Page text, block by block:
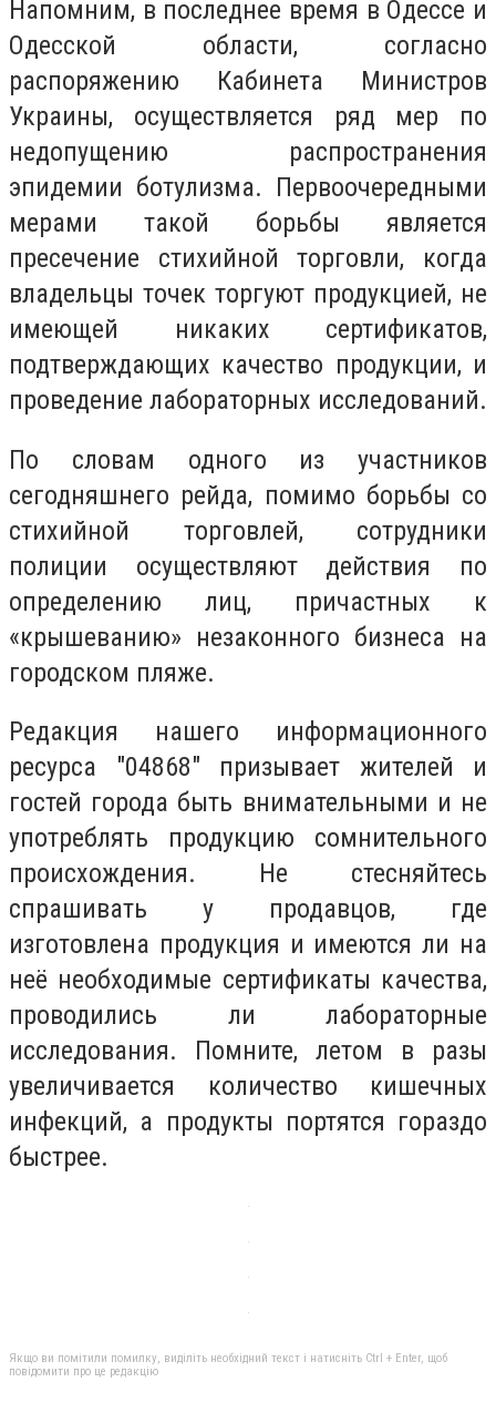
Напомним, в последнее время в Одессе и
Одесской области, согласно
распоряжению Кабинета Министров
Украины, осуществляется ряд мер по
недопущению распространения
эпидемии ботулизма. Первоочередными
мерами такой борьбы является
пресечение стихийной торговли, когда
владельцы точек торгуют продукцией, не
имеющей никаких сертификатов,
подтверждающих качество продукции, и
проведение лабораторных исследований.
По словам одного из участников
сегодняшнего рейда, помимо борьбы со
стихийной торговлей, сотрудники
полиции осуществляют действия по
определению лиц, причастных к
«крышеванию» незаконного бизнеса на
городском пляже.
Редакция нашего информационного
ресурса "04868" призывает жителей и
гостей города быть внимательными и не
употреблять продукцию сомнительного
происхождения. Не стесняйтесь
спрашивать у продавцов, где
изготовлена продукция и имеются ли на
неё необходимые сертификаты качества,
проводились ли лабораторные
исследования. Помните, летом в разы
увеличивается количество кишечных
инфекций, а продукты портятся гораздо
быстрее.
Якщо ви помітили помилку, виділіть необхідний текст і натисніть Ctrl + Enter, щоб
повідомити про це редакцію